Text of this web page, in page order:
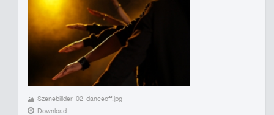
Szenebillder_02_danceoff.jpg
Download